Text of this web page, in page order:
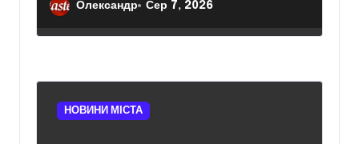
Олександр Сер 7, 2026
НОВИНИ МІСТА